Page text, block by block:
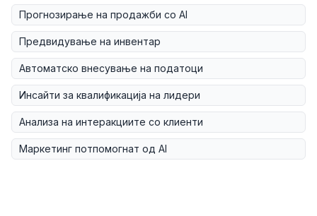
Прогнозирање на продажби со AI
Предвидување на инвентар
Автоматско внесување на податоци
Инсайти за квалификација на лидери
Анализа на интеракциите со клиенти
Маркетинг потпомогнат од AI